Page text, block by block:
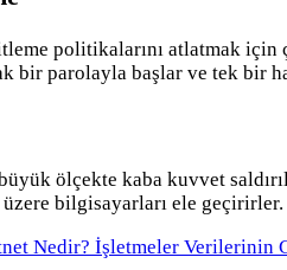
politikalarını atlatmak
bir parolayla başlar ve tek bir
ölçekte kaba kuvvet
üzere bilgisayarları ele
Nedir? İşletmeler Verilerinin